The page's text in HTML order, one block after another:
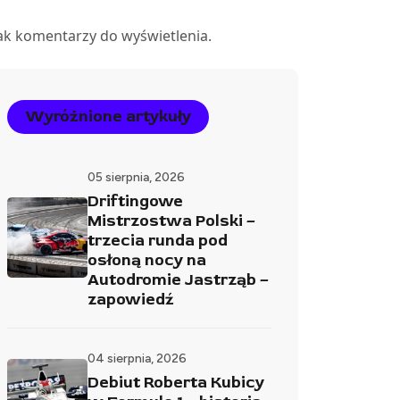
komentarzy do wyświetlenia.
Wyróżnione artykuły
05 sierpnia, 2026
Driftingowe
Mistrzostwa Polski –
trzecia runda pod
osłoną nocy na
Autodromie Jastrząb –
zapowiedź
04 sierpnia, 2026
Debiut Roberta Kubicy